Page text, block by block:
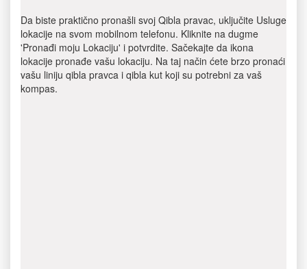
Da biste praktično pronašli svoj Qibla pravac, uključite Usluge
lokacije na svom mobilnom telefonu. Kliknite na dugme
'Pronađi moju Lokaciju' i potvrdite. Sačekajte da ikona
lokacije pronađe vašu lokaciju. Na taj način ćete brzo pronaći
vašu liniju qibla pravca i qibla kut koji su potrebni za vaš
kompas.